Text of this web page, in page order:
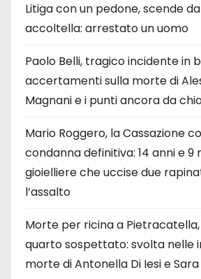
Litiga con un pedone, scende
accoltella: arrestato un uomo
Paolo Belli, tragico incidente in
accertamenti sulla morte di
Magnani e i punti ancora da
Mario Roggero, la Cassazione
condanna definitiva: 14 anni e 9
gioielliere che uccise due
l’assalto
Morte per ricina a
quarto sospettato: svolta nelle
morte di Antonella Di Iesi e